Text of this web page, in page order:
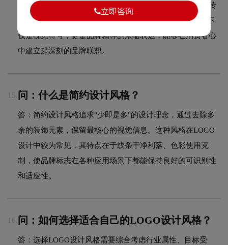
识度、适应性强（在不同尺寸和场景下都能清晰呈现）、传
达品牌核心价值、经得起时间考验不过时。成功的LOGO不
仅是视觉符号，更是品牌精神的浓缩表达，能够在消费者心
中建立起深刻的品牌联想。
15. 问：什么是简约设计风格？
答：简约设计风格追求"少即是多"的设计理念，通过去除多
余的装饰元素，保留最核心的视觉信息。这种风格在LOGO
设计中较为常见，其特点在于线条干净利落、色彩使用克
制，使品牌标志在各种应用场景下都能保持良好的可识别性
和适应性。
16. 问：如何选择适合自己的LOGO设计风格？
答：选择LOGO设计风格需要综合考虑行业属性、目标受
立即咨询